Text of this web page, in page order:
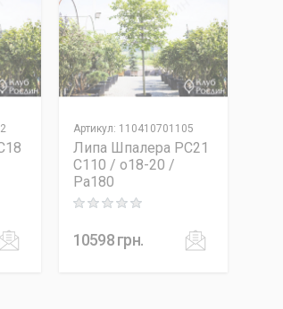
Артикул: 110410701105
Липа Шпалера PC21
C110 / o18-20 /
Pa180
Rating: 0 out of 5
10598грн.